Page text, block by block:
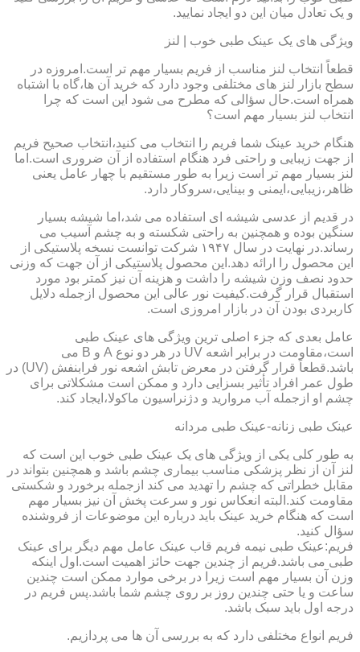
و یک تعادل میان این دو ایجاد نمایید.
ویژگی های یک عینک طبی خوب | لنز
قطعاً انتخاب لنز مناسب از فریم بسیار مهم تر است.امروزه در
سطح بازار لنز های مختلفی وجود دارد که خرید آن ها،گاه با اشتباه
همراه است.حال سؤالی که مطرح می شود این است که چرا
انتخاب لنز بسیار مهم است؟
هنگام خرید عینک شما فریم را انتخاب می کنید،انتخاب صحیح فریم
از جهت زیبایی و راحتی فرد هنگام استفاده از آن ضروری است.اما
لنز بسیار مهم تر است زیرا به طور مستقیم با چهار عامل یعنی
ظاهر،زیبایی،ایمنی و بینایی،سروکار دارد.
در قدیم از عدسی شیشه ای استفاده می شد،اما شیشه بسیار
سنگین بوده و همچنین به راحتی شکسته و به چشم آسیب می
رساند.در نهایت در سال ۱۹۴۷ شرکت توانست نسخه پلاستیکی از
این محصول را ارائه دهد.این محصول پلاستیکی از آن جهت که وزنی
حدود نصف وزن شیشه را داشت و هزینه آن نیز کمتر بود مورد
استقبال قرار گرفت.کیفیت نور عالی این محصول ازجمله دلایل
کاربردی بودن آن در بازار امروزی است.
عامل بعدی که جزء اصلی ترین ویژگی های عینک طبی
است،مقاومت در برابر اشعه UV در هر دو نوع A و B می
باشد.قطعاً قرار گرفتن در معرض تابش اشعه نور فرابنفش (UV) در
طول عمر افراد تأثیر بسزایی دارد و ممکن است مشکلاتی برای
چشم او ازجمله آب مروارید و دژنراسیون ماکولا،ایجاد کند.
عینک طبی زنانه-عینک طبی مردانه
به طور کلی یکی از ویژگی های یک عینک طبی خوب این است که
لنز آن از نظر پزشکی مناسب بیماری چشم باشد و همچنین بتواند در
مقابل خطراتی که چشم را تهدید می کند ازجمله برخورد و شکستی
مقاومت کند.البته انعکاس نور و سرعت پخش آن نیز بسیار مهم
است که هنگام خرید عینک باید درباره این موضوعات از فروشنده
سؤال کنید.
فریم:عینک طبی نیمه فریم قاب عینک عامل مهم دیگر برای عینک
طبی می باشد.فریم از چندین جهت حائز اهمیت است.اول اینکه
وزن آن بسیار مهم است زیرا در برخی موارد ممکن است چندین
ساعت و یا حتی چندین روز بر روی چشم شما باشد.پس فریم در
درجه اول باید سبک باشد.
فریم انواع مختلفی دارد که به بررسی آن ها می پردازیم.